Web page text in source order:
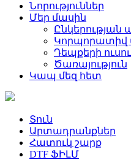
Նորություններ
Մեր մասին
Ընկերության
Կորպորատիվ
Դեպքերի
Ծառայություն
Կապ մեզ հետ
Տուն
Արտադրանքներ
Հատուկ շարք
DTF ՖԻԼՄ